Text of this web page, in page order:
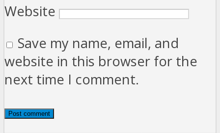
Website
Save my name, email, and
website in this browser for the
next time I comment.